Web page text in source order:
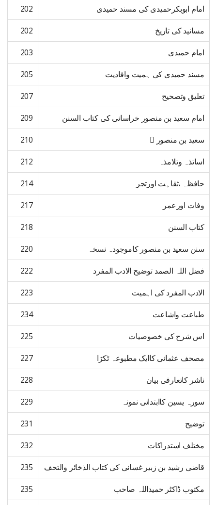
امام ابوبکرحمیدی کی مسند حمیدی 202
مسانید کی تاریخ 202
امام حمیدی 203
مسند حمیدی کی ہمیت وافادیت 205
تعلیق وتصحیح 207
امام سعید بن منصور خراسانی کی کتاب السنن 209
سعید بن منصور  210
اساتذہ وتلامذہ 212
حافظہ ،ثقاہت اورتجر 214
وفات اورعمر 217
کتاب السنن 218
سنن سعید بن منصور کاموجودہ نسخہ 220
فضل اللہ الصمد توضیح الادب المفرد 222
الادب المفرد کی اہمیت 223
طباعت واشاعت 234
اس شرح کی خصوصیات 225
مصحف عثمانی کاایک مطبوعہ ٹکڑا 227
ناشر کاتعارفی بیان 228
سورہ یسین کاابتدائی نمونہ 229
توضیح 231
مختلف استدراکات 232
قاضی رشید بن زبیر غسانی کی کتاب الذخائر والتحف 235
مکتوب ڈاکٹر حمیداللہ صاحب 235